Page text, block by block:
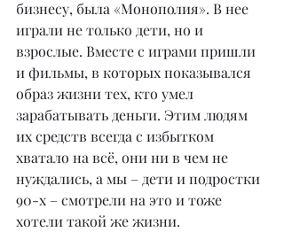
бизнесу, была «Монополия». В нее
играли не только дети, но и
взрослые. Вместе с играми пришли
и фильмы, в которых показывался
образ жизни тех, кто умел
зарабатывать деньги. Этим людям
их средств всегда с избытком
хватало на всё, они ни в чем не
нуждались, а мы – дети и подростки
90-х – смотрели на это и тоже
хотели такой же жизни.